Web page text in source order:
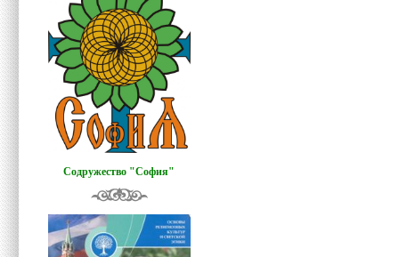
Содружество "София"